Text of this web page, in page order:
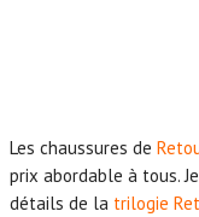
Les chaussures de
prix abordable à tous.
détails de la trilogie